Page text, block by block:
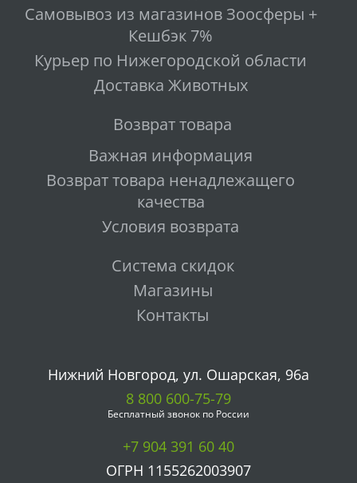
Самовывоз из магазинов Зоосферы +
Кешбэк 7%
Курьер по Нижегородской области
Доставка Животных
Возврат товара
Важная информация
Возврат товара ненадлежащего
качества
Условия возврата
Система скидок
Магазины
Контакты
Нижний Новгород, ул. Ошарская, 96а
8 800 600-75-79
Бесплатный звонок по России
+7 904 391 60 40
ОГРН 1155262003907